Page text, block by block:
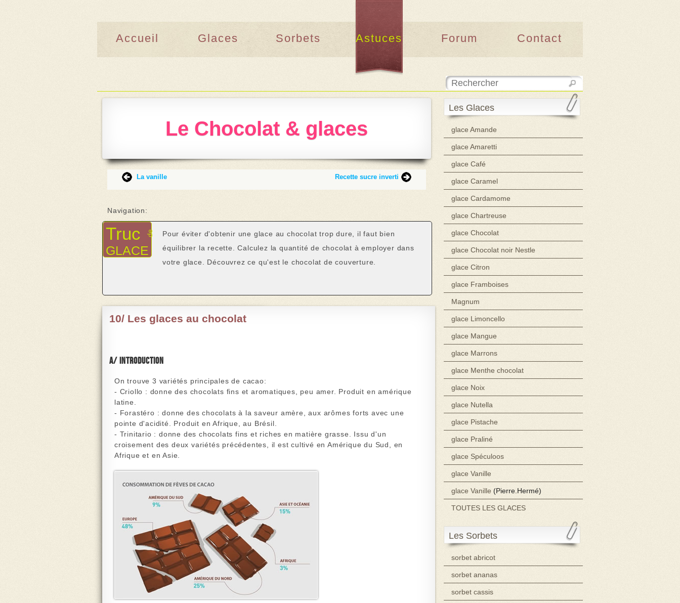
Accueil Glaces Sorbets Astuces Forum Contact
Le Chocolat & glaces
La vanille Recette sucre inverti
Navigation:
Truc
GLACE
de Pour éviter d'obtenir une glace au chocolat trop dure , il faut bien
équilibrer la recette. Calculez la quantité de chocolat à employer dans
votre glace. Découvrez ce qu'est le chocolat de couverture
10/ Les glaces au chocolat
a/ Introduction
On trouve 3 variétés principales de cacao:
- Criollo : donne des chocolats fins et aromatiques, peu amer. Produit en amérique
latine.
- Forastéro : donne des chocolats à la saveur amère, aux arômes forts avec une
pointe d'acidité. Produit en Afrique, au Brésil.
- Trinitario : donne des chocolats fins et riches en matière grasse. Issu d'un
croisement des deux variétés précédentes, il est cultivé en Amérique du Sud, en
Afrique et en Asie.
Les Glaces
glace Amande
glace Amaretti
glace Café
glace Caramel
glace Cardamome
glace Chartreuse
glace Chocolat
glace Chocolat noir Nestle
glace Citron
glace Framboises
Magnum
glace Limoncello
glace Mangue
glace Marrons
glace Menthe chocolat
glace Noix
glace Nutella
glace Pistache
glace Praliné
glace Spéculoos
glace Vanille
glace Vanille (Pierre.Hermé)
TOUTES LES GLACES
Les Sorbets
sorbet abricot
sorbet ananas
sorbet cassis